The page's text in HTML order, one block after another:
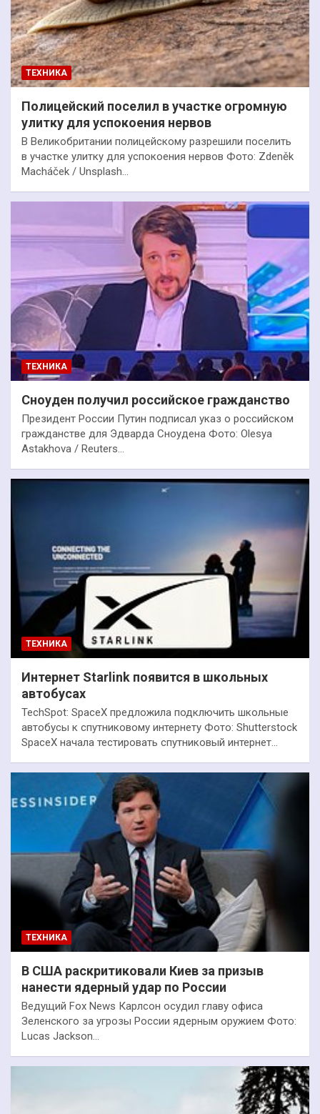
ТЕХНИКА
Полицейский поселил в участке огромную
улитку для успокоения нервов
В Великобритании полицейскому разрешили поселить
в участке улитку для успокоения нервов Фото: Zdeněk
Macháček / Unsplash…
ТЕХНИКА
Сноуден получил российское гражданство
Президент России Путин подписал указ о российском
гражданстве для Эдварда Сноудена Фото: Olesya
Astakhova / Reuters…
ТЕХНИКА
Интернет Starlink появится в школьных
автобусах
TechSpot: SpaceX предложила подключить школьные
автобусы к спутниковому интернету Фото: Shutterstock
SpaceX начала тестировать спутниковый интернет…
ТЕХНИКА
В США раскритиковали Киев за призыв
нанести ядерный удар по России
Ведущий Fox News Карлсон осудил главу офиса
Зеленского за угрозы России ядерным оружием Фото:
Lucas Jackson…